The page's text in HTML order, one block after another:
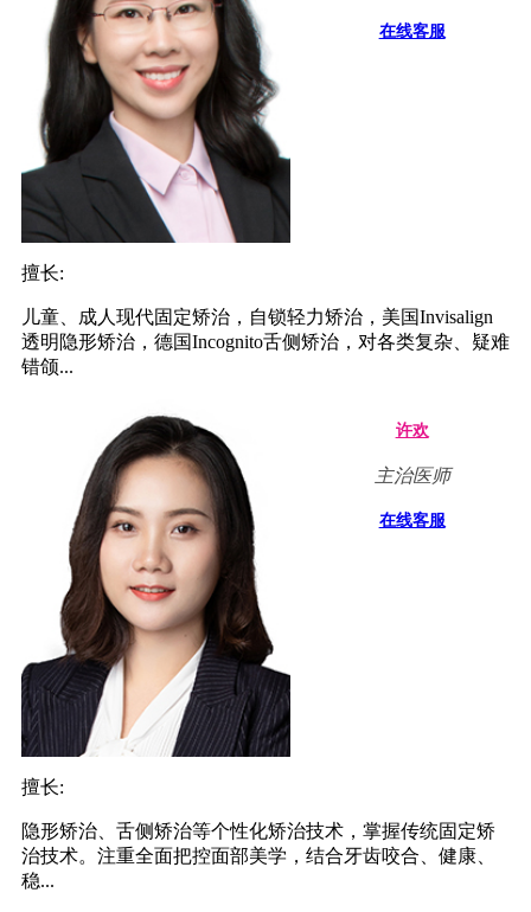
在线客服
擅长:
儿童、成人现代固定矫治，自锁轻力矫治，美国Invisalign
透明隐形矫治，德国Incognito舌侧矫治，对各类复杂、疑难
错颌...
许欢
主治医师
在线客服
擅长:
隐形矫治、舌侧矫治等个性化矫治技术，掌握传统固定矫
治技术。注重全面把控面部美学，结合牙齿咬合、健康、
稳...